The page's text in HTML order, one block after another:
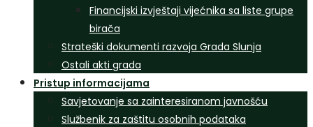
Financijski izvještaji vijećnika sa liste grupe
birača
Strateški dokumenti razvoja Grada Slunja
Ostali akti grada
Pristup informacijama
Savjetovanje sa zainteresiranom javnošću
Službenik za zaštitu osobnih podataka